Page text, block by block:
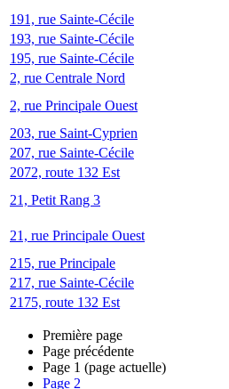
191, rue Sainte-Cécile
193, rue Sainte-Cécile
195, rue Sainte-Cécile
2, rue Centrale Nord
2, rue Principale Ouest
203, rue Saint-Cyprien
207, rue Sainte-Cécile
2072, route 132 Est
21, Petit Rang 3
21, rue Principale Ouest
215, rue Principale
217, rue Sainte-Cécile
2175, route 132 Est
Première page
Page précédente
Page 1 (page actuelle)
Page 2